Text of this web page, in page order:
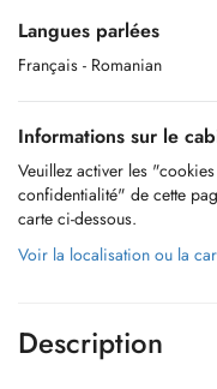
Langues parlées
Français - Romanian
Informations sur le
Veuillez activer les
confidentialité" de cette
carte ci-dessous.
Voir la localisation ou la
Description